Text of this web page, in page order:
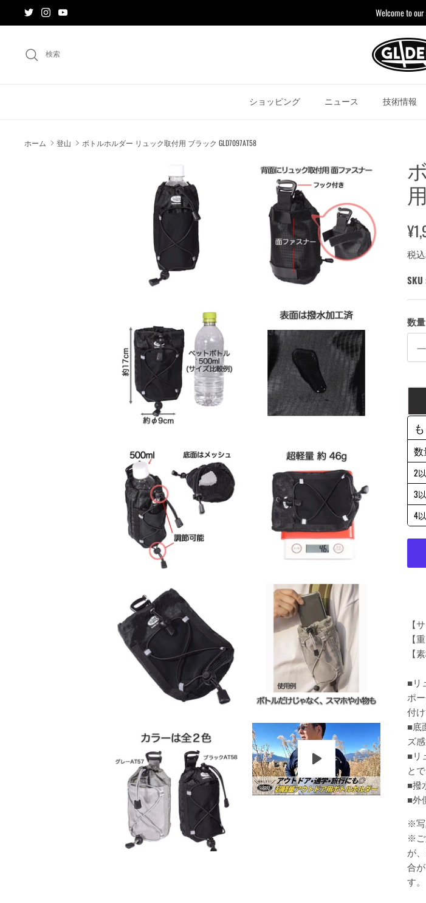
Welcome to
検索
ショッピング ニュース 技術情報
ホーム 登山 ボトルホルダー リュック取付用 ブラック GLD7097AT58
税
SKU
数量
2
3
4
【
【
【
■リ
ポ
付
■底
ズ感
■リ
と
■撥
■外
※写
※ご
が
合
す。